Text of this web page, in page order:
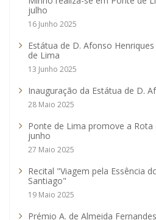
julho
16 Junho 2025
Estátua de D. Afonso
de Lima
13 Junho 2025
Inauguração da Estátua de D.
28 Maio 2025
Ponte de Lima promove a Rota
junho
27 Maio 2025
Recital "Viagem pela Essência
Santiago"
19 Maio 2025
Prémio A. de Almeida